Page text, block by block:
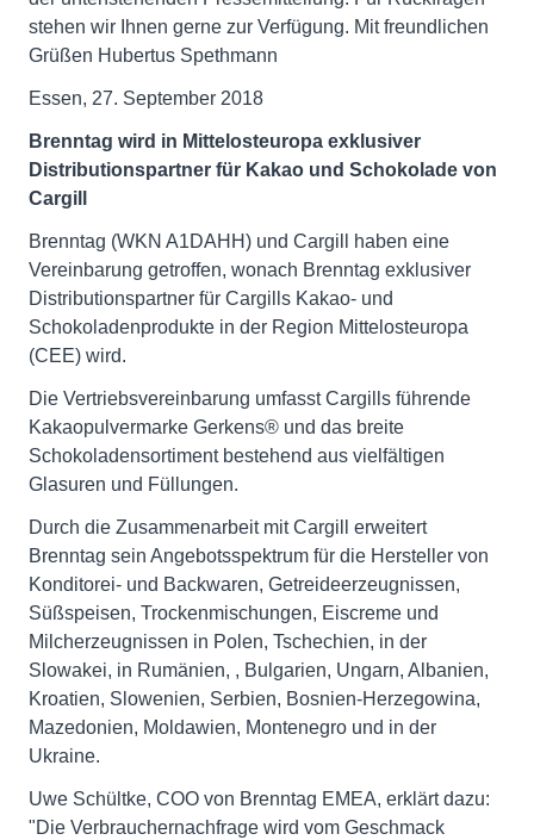
stehen wir Ihnen gerne zur Verfügung. Mit freundlichen
Grüßen Hubertus Spethmann
Essen, 27. September 2018
Brenntag wird in Mittelosteuropa exklusiver
Distributionspartner für Kakao und Schokolade von
Cargill
Brenntag (WKN A1DAHH) und Cargill haben eine
Vereinbarung getroffen, wonach Brenntag exklusiver
Distributionspartner für Cargills Kakao- und
Schokoladenprodukte in der Region Mittelosteuropa
(CEE) wird.
Die Vertriebsvereinbarung umfasst Cargills führende
Kakaopulvermarke Gerkens® und das breite
Schokoladensortiment bestehend aus vielfältigen
Glasuren und Füllungen.
Durch die Zusammenarbeit mit Cargill erweitert
Brenntag sein Angebotsspektrum für die Hersteller von
Konditorei- und Backwaren, Getreideerzeugnissen,
Süßspeisen, Trockenmischungen, Eiscreme und
Milcherzeugnissen in Polen, Tschechien, in der
Slowakei, in Rumänien, , Bulgarien, Ungarn, Albanien,
Kroatien, Slowenien, Serbien, Bosnien-Herzegowina,
Mazedonien, Moldawien, Montenegro und in der
Ukraine.
Uwe Schültke, COO von Brenntag EMEA, erklärt dazu:
"Die Verbrauchernachfrage wird vom Geschmack